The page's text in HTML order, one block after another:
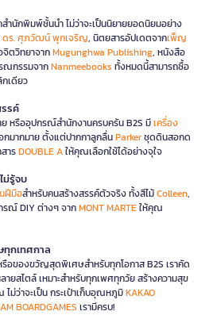
ำนักพิมพ์ชั้นนำ ไม่ว่าจะเป็นนิยายยอดนิยมอย่าง
ดร. ศุภวัฒน์ พุกเจริญ, นิตยสารอัปเดตจากเพ็ญ
ตวิทยาจากMugunghwa Publishing, หนังสือ
ณกรรมจากNanmeebooks ทั้งหมดนี้สามารถซื้อ
เดียว
รค์
หรืออุปกรณ์สำนักงานครบครัน B2S มีเครื่อง
กมากมาย ตั้งแต่ปากกาลูกลื่นParkerชุดดินสอกด
ารDOUBLE Aให้คุณเลือกใช้ได้อย่างจุใจ
ม่รู้จบ
ฝีมือสำหรับคนสร้างสรรค์ตัวจริง ทั้งสีไม้Colleen,
รณ์ DIY ต่างๆ จากMONT MARTEให้คุณ
กเทศกาล
อของขวัญสุดพิเศษสำหรับทุกโอกาส B2S เราคัด
ายสไตล์ เหมาะสำหรับทุกเพศทุกวัย สร้างความสุข
ม่ว่าจะเป็น กระเป๋าเก็บอุณหภูมิKAKAO
BOARDGAMES เรามีครบ!